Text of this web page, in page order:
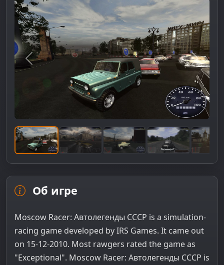
Предыдущее изображение
Об игре
Moscow Racer: Автолегенды СССР is a simulation-
racing game developed by IRS Games. It came out
on 15-12-2010. Most rawgers rated the game as
"Exceptional". Moscow Racer: Автолегенды СССР is